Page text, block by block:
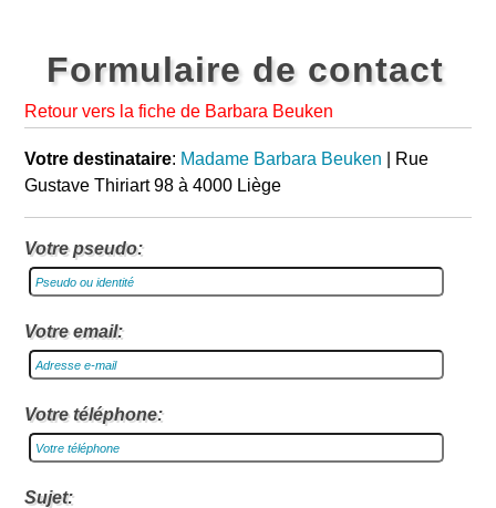
Formulaire de contact
Retour vers la fiche de Barbara Beuken
Votre destinataire: Madame Barbara Beuken | Rue
Gustave Thiriart 98 à 4000 Liège
Votre pseudo:
Votre email:
Votre téléphone:
Sujet: